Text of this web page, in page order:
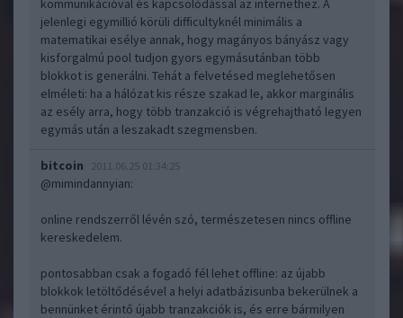
kommunikációval és kapcsolódással az internethez. A
jelenlegi egymillió körüli difficultyknél minimális a
matematikai esélye annak, hogy magányos bányász vagy
kisforgalmú pool tudjon gyors egymásutánban több
blokkot is generálni. Tehát a felvetésed meglehetősen
elméleti: ha a hálózat kis része szakad le, akkor marginális
az esély arra, hogy több tranzakció is végrehajtható legyen
egymás után a leszakadt szegmensben.
bitcoin 2011.06.25 01:34:25
@mimindannyian:
online rendszerről lévén szó, természetesen nincs offline
kereskedelem.
pontosabban csak a fogadó fél lehet offline: az újabb
blokkok letöltődésével a helyi adatbázisunba bekerülnek a
bennünket érintő újabb tranzakciók is, és erre bármilyen